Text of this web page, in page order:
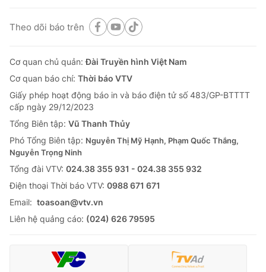
Theo dõi báo trên
Cơ quan chủ quản:Đài Truyền hình Việt Nam
Cơ quan báo chí: Thời báo VTV
Giấy phép hoạt động báo in và báo điện tử số 483/GP-BTTTT
cấp ngày 29/12/2023
Tổng Biên tập: Vũ Thanh Thủy
Phó Tổng Biên tập: Nguyễn Thị Mỹ Hạnh, Phạm Quốc Thắng,
Nguyễn Trọng Ninh
Tổng đài VTV: 024.38 355 931 - 024.38 355 932
Ðiện thoại Thời báo VTV: 0988 671 671
Email: toasoan@vtv.vn
Liên hệ quảng cáo: (024) 626 79595